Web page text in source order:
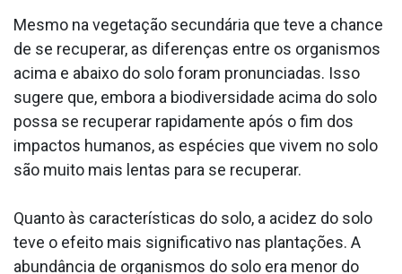
Mesmo na vegetação secundária que teve a chance
de se recuperar, as diferenças entre os organismos
acima e abaixo do solo foram pronunciadas. Isso
sugere que, embora a biodiversidade acima do solo
possa se recuperar rapidamente após o fim dos
impactos humanos, as espécies que vivem no solo
são muito mais lentas para se recuperar.
Quanto às características do solo, a acidez do solo
teve o efeito mais significativo nas plantações. A
abundância de organismos do solo era menor do